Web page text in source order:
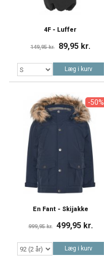
4F - Luffer
149,95 kr. 89,95 kr.
Læg i kurv
-50%
En Fant - Skijakke
999,95 kr. 499,95 kr.
Læg i kurv